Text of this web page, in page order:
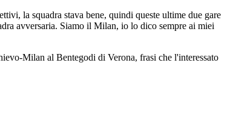
la squadra stava bene, quindi queste ultime due gare
avversaria. Siamo il Milan, io lo dico sempre ai miei
Milan al Bentegodi di Verona, frasi che l'interessato